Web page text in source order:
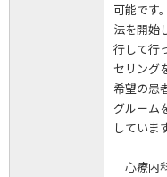
可能です
法を開始
行して行
セリング
希望の患
グルーム
していま
心療内